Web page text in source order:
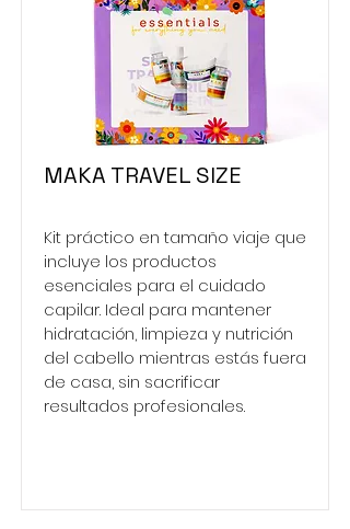
MAKA TRAVEL SIZE
Kit práctico en tamaño viaje que
incluye los productos
esenciales para el cuidado
capilar. Ideal para mantener
hidratación, limpieza y nutrición
del cabello mientras estás fuera
de casa, sin sacrificar
resultados profesionales.